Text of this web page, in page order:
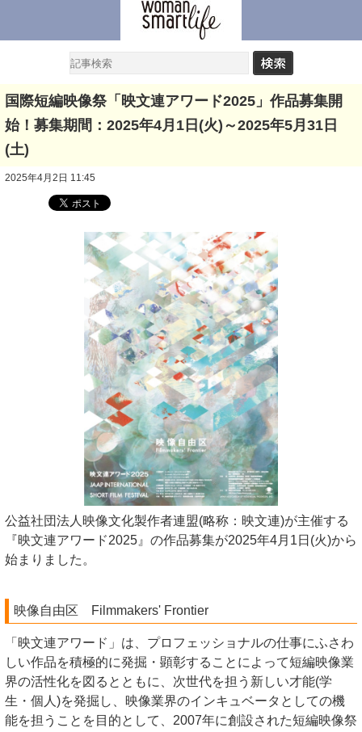
国際短編映像祭「映文連アワード2025」作品募集開
始！募集期間：2025年4月1日(火)～2025年5月31日
(土)
2025年4月2日 11:45
公益社団法人映像文化製作者連盟(略称：映文連)が主催する
『映文連アワード2025』の作品募集が2025年4月1日(火)から
始まりました。
映像自由区 Filmmakers' Frontier
「映文連アワード」は、プロフェッショナルの仕事にふさわ
しい作品を積極的に発掘・顕彰することによって短編映像業
界の活性化を図るとともに、次世代を担う新しい才能(学
生・個人)を発掘し、映像業界のインキュベータとしての機
能を担うことを目的として、2007年に創設された短編映像祭